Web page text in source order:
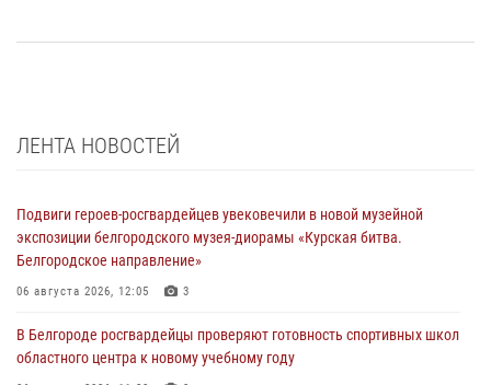
ЛЕНТА НОВОСТЕЙ
Подвиги героев‑росгвардейцев увековечили в новой музейной
экспозиции белгородского музея‑диорамы «Курская битва.
Белгородское направление»
06 августа 2026, 12:05 3
В Белгороде росгвардейцы проверяют готовность спортивных школ
областного центра к новому учебному году